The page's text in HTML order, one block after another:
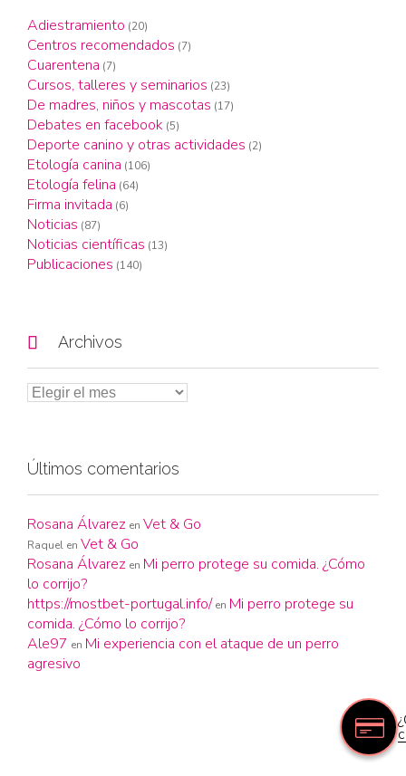
Adiestramiento (20)
Centros recomendados (7)
Cuarentena (7)
Cursos, talleres y seminarios (23)
De madres, niños y mascotas (17)
Debates en facebook (5)
Deporte canino y otras actividades (2)
Etología canina (106)
Etología felina (64)
Firma invitada (6)
Noticias (87)
Noticias científicas (13)
Publicaciones (140)
 Archivos
Últimos comentarios
Rosana Álvarez en Vet & Go
Raquel en Vet & Go
Rosana Álvarez en Mi perro protege su comida. ¿Cómo
lo corrijo?
https://mostbet-portugal.info/ en Mi perro protege su
comida. ¿Cómo lo corrijo?
Ale97 en Mi experiencia con el ataque de un perro
agresivo